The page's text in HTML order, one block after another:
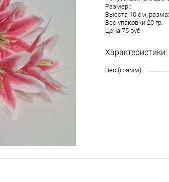
Размер :
Высота 10 см,
Вес упаковки 20 гр.
Цена 75 руб
Характеристики:
Вес (грамм)